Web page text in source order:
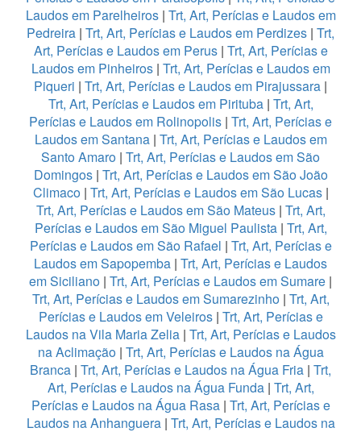
Laudos em Parelheiros| Trt, Art, Perícias e Laudos em
Pedreira | Trt, Art, Perícias e Laudos em Perdizes | Trt,
Art, Perícias e Laudos em Perus| Trt, Art, Perícias e
Laudos em Pinheiros| Trt, Art, Perícias e Laudos em
Piqueri | Trt, Art, Perícias e Laudos em Pirajussara |
Trt, Art, Perícias e Laudos em Pirituba| Trt, Art,
Perícias e Laudos em Rolinopolis | Trt, Art, Perícias e
Laudos em Santana| Trt, Art, Perícias e Laudos em
Santo Amaro | Trt, Art, Perícias e Laudos em São
Domingos| Trt, Art, Perícias e Laudos em São João
Climaco| Trt, Art, Perícias e Laudos em São Lucas|
Trt, Art, Perícias e Laudos em São Mateus | Trt, Art,
Perícias e Laudos em São Miguel Paulista| Trt, Art,
Perícias e Laudos em São Rafael | Trt, Art, Perícias e
Laudos em Sapopemba | Trt, Art, Perícias e Laudos
em Siciliano | Trt, Art, Perícias e Laudos em Sumare |
Trt, Art, Perícias e Laudos em Sumarezinho| Trt, Art,
Perícias e Laudos em Veleiros| Trt, Art, Perícias e
Laudos na Vila Maria Zelia| Trt, Art, Perícias e Laudos
na Aclimação| Trt, Art, Perícias e Laudos na Água
Branca | Trt, Art, Perícias e Laudos na Água Fria | Trt,
Art, Perícias e Laudos na Água Funda| Trt, Art,
Perícias e Laudos na Água Rasa | Trt, Art, Perícias e
Laudos na Anhanguera| Trt, Art, Perícias e Laudos na